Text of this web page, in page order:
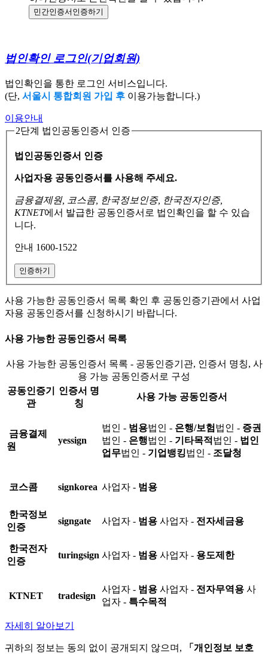
민간인증서 인증하기
법인확인 로그인(기업회원)
법인확인을 통한 로그인 서비스입니다.
(단, 서울시 통합회원 가입 후 이용가능합니다.)
이용안내
2단계 법인공동인증서 인증
법인공동인증서 인증
사업자용 공동인증서를 사용해 주세요.
금융결제원, 코스콤, 한국정보인증, 한국전자인증,
KTNET에서 발급한 공동인증서로 법인확인을 할 수 있습
니다.
안내 1600-1522
인증하기
사용 가능한 공동인증서 목록 확인 후 공동인증기관에서 사업
자용 공동인증서를 신청하시기 바랍니다.
사용 가능한 공동인증서 목록
사용 가능한 공동인증서 목록 - 공동인증기관, 인증서 명칭, 사
용 가능 공동인증서로 구성
공동인증기
관
인증서 명
칭
사용 가능 공동인증서
금융결제
원
yessign
법인 - 범용법인 - 은행/보험 법인 - 증권
법인 - 은행법인 - 기타목적 법인 - 법인
업무법인 - 기업뱅킹법인 - 조달청
코스콤 signkorea 사업자 - 범용
한국정보
인증
signgate 사업자 - 범용 사업자 - 전자세금용
한국전자
인증
turingsign 사업자 - 범용 사업자 - 용도제한
KTNET tradesign
사업자 - 범용 사업자 - 전자무역용 사
업자 - 특수목적
자세히 알아보기
귀하의 정보는 동의 없이 공개되지 않으며,
「개인정보 보호